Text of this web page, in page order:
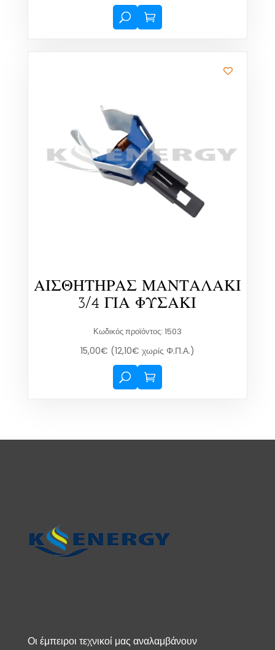
ΑΙΣΘΗΤΗΡΑΣ ΜΑΝΤΑΛΑΚΙ
3/4 ΓΙΑ ΦΥΣΑΚΙ
Κωδικός προϊόντος: 1503
15,00€ (12,10€ χωρίς Φ.Π.Α.)
Οι έμπειροι τεχνικοί μας αναλαμβάνουν